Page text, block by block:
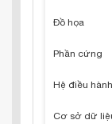
Đồ họa
Phần cứng
Hệ điều hành
Cơ sở dữ